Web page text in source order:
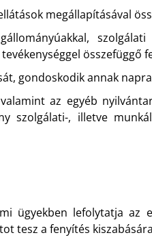
megállapításával
szolgálati
összefüggő
gondoskodik annak
az egyéb
szolgálati-, illetve
ügyekben lefolytatja az
tesz a fenyítés